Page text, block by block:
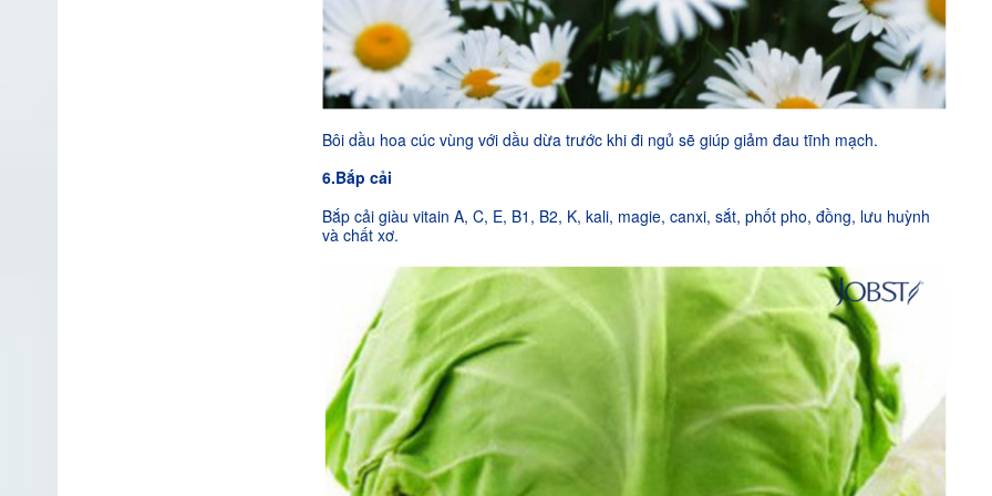
Bôi dầu hoa cúc vùng với dầu dừa trước khi đi ngủ sẽ giúp giảm đau tĩnh mạch.
6.Bắp cải
Bắp cải giàu vitain A, C, E, B1, B2, K, kali, magie, canxi, sắt, phốt pho, đồng, lưu huỳnh
và chất xơ.